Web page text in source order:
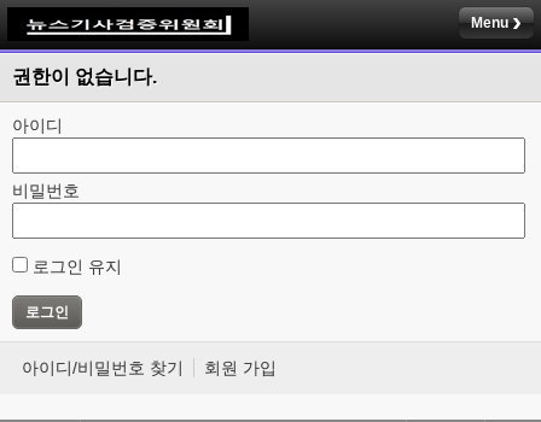
Menu
권한이 없습니다.
아이디
비밀번호
로그인 유지
아이디/비밀번호 찾기 회원 가입